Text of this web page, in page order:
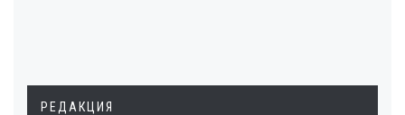
РЕДАКЦИЯ